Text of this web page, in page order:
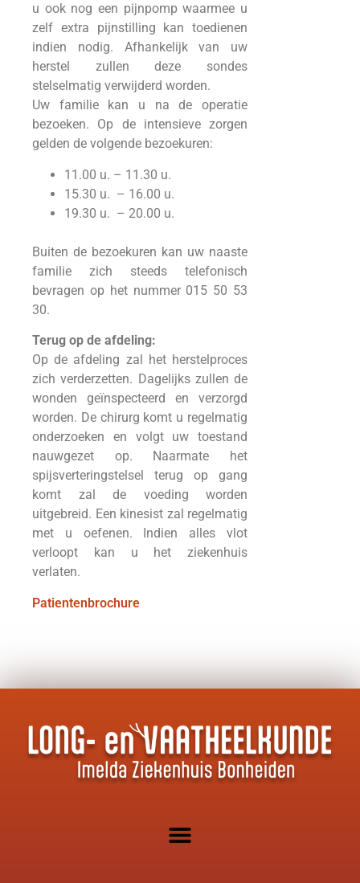
u ook nog een pijnpomp waarmee u
zelf extra pijnstilling kan toedienen
indien nodig. Afhankelijk van uw
herstel zullen deze sondes
stelselmatig verwijderd worden.
Uw familie kan u na de operatie
bezoeken. Op de intensieve zorgen
gelden de volgende bezoekuren:
11.00 u. – 11.30 u.
15.30 u. – 16.00 u.
19.30 u. – 20.00 u.
Buiten de bezoekuren kan uw naaste
familie zich steeds telefonisch
bevragen op het nummer 015 50 53
30.
Terug op de afdeling:
Op de afdeling zal het herstelproces
zich verderzetten. Dagelijks zullen de
wonden geïnspecteerd en verzorgd
worden. De chirurg komt u regelmatig
onderzoeken en volgt uw toestand
nauwgezet op. Naarmate het
spijsverteringstelsel terug op gang
komt zal de voeding worden
uitgebreid. Een kinesist zal regelmatig
met u oefenen. Indien alles vlot
verloopt kan u het ziekenhuis
verlaten.
Patientenbrochure